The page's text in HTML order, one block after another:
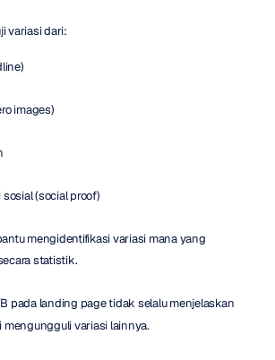
variasi dari:
images)
(social proof)
mengidentifikasi variasi mana yang
statistik.
variasi lainnya.